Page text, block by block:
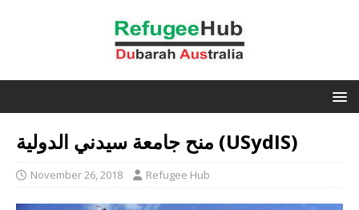
منح جامعة سيدني الدولية (USydIS)
November 26, 2018 Refugee Hub